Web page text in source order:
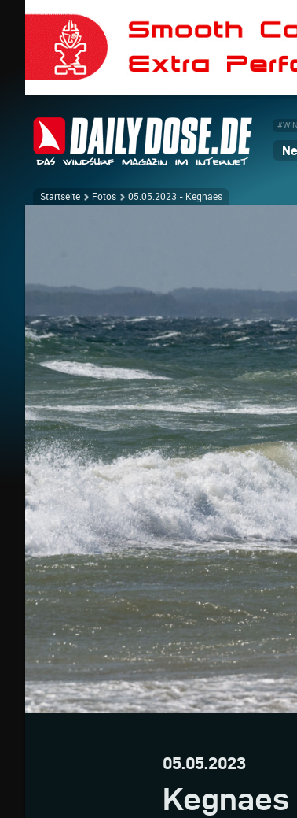
Startseite Fotos 05.05.2023 - Kegnaes
05.05.2023
Kegnaes